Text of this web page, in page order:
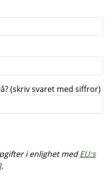
(skriv svaret med siffror)
i enlighet medEU:s
.